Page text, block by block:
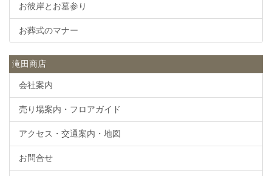
お彼岸とお墓参り
お葬式のマナー
滝田商店
会社案内
売り場案内・フロアガイド
アクセス・交通案内・地図
お問合せ